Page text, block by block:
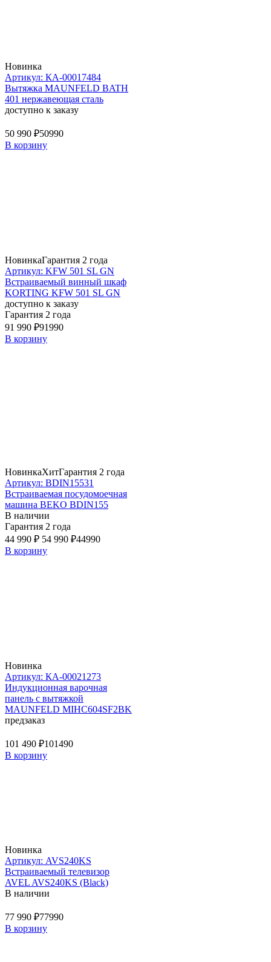
Новинка
Артикул: КА-00017484
Вытяжка MAUNFELD BATH
401 нержавеющая сталь
доступно к заказу
50 990 ₽50990
В корзину
НовинкаГарантия 2 года
Артикул: KFW 501 SL GN
Встраиваемый винный шкаф
KORTING KFW 501 SL GN
доступно к заказу
Гарантия 2 года
91 990 ₽91990
В корзину
НовинкаХитГарантия 2 года
Артикул: BDIN15531
Встраиваемая посудомоечная
машина BEKO BDIN155
В наличии
Гарантия 2 года
44 990 ₽ 54 990 ₽44990
В корзину
Новинка
Артикул: КА-00021273
Индукционная варочная
панель с вытяжкой
MAUNFELD MIHC604SF2BK
предзаказ
101 490 ₽101490
В корзину
Новинка
Артикул: AVS240KS
Встраиваемый телевизор
AVEL AVS240KS (Black)
В наличии
77 990 ₽77990
В корзину